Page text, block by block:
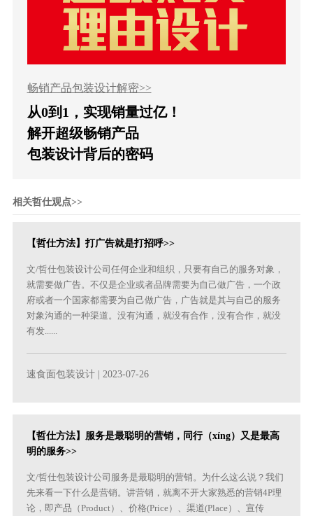
畅销产品包装设计解密>>
从0到1，实现销量过亿！
解开超级畅销产品
包装设计背后的密码
相关哲仕观点>>
【哲仕方法】打广告就是打招呼>>
文/哲仕包装设计公司任何企业和组织，只要有自己的服务对象，
就需要做广告。不仅是企业或者品牌需要为自己做广告，一个政
府或者一个国家都需要为自己做广告，广告就是其与自己的服务
对象沟通的一种渠道。没有沟通，就没有合作，没有合作，就没
有发......
速食面包装设计 | 2023-07-26
【哲仕方法】服务是最聪明的营销，同行（xíng）又是最高
明的服务>>
文/哲仕包装设计公司服务是最聪明的营销。为什么这么说？我们
先来看一下什么是营销。讲营销，就离不开大家熟悉的营销4P理
论，即产品（Product）、价格(Price）、渠道(Place）、宣传